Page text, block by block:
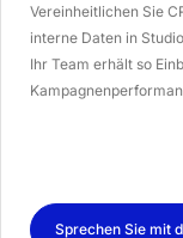
Vereinheitlichen Sie
interne Daten in
Ihr Team erhält so
Sprechen Sie mit